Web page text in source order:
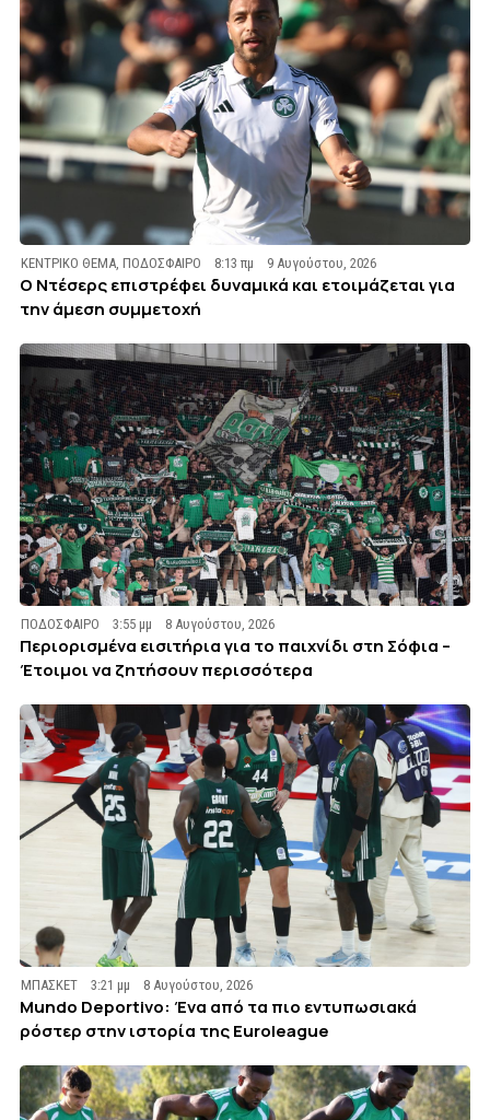
ΚΕΝΤΡΙΚΟ ΘΕΜΑ ,ΠΟΔΟΣΦΑΙΡΟ 8:13 πμ 9 Αυγούστου, 2026
Ο Ντέσερς επιστρέφει δυναμικά και ετοιμάζεται για
την άμεση συμμετοχή
ΠΟΔΟΣΦΑΙΡΟ 3:55 μμ 8 Αυγούστου, 2026
Περιορισμένα εισιτήρια για το παιχνίδι στη Σόφια –
Έτοιμοι να ζητήσουν περισσότερα
ΜΠΑΣΚΕΤ 3:21 μμ 8 Αυγούστου, 2026
Mundo Deportivo: Ένα από τα πιο εντυπωσιακά
ρόστερ στην ιστορία της Euroleague